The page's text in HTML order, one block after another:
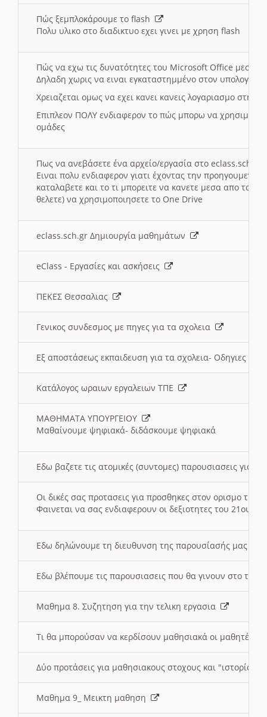
Πώς ξεμπλοκάρουμε το flash
Πολυ υλικο στο διαδικτυο εχει γινει με χρηση flash
Πώς να εχω τις δυνατότητες του Microsoft Office μεσω
Δηλαδη χωρις να ειναι εγκαταστημμένο στον
Χρειαζεται ομως να εχει κανει κανεις λογαριασμο στη
Επιπλεον ΠΟΛΥ ενδιαφερον το πώς μπορω να
ομάδες
Πως να ανεβάσετε ένα αρχείο/εργασία στο eclass.sch.gr
Ειναι πολυ ενδιαφερον γιατι έχοντας την
καταλαβετε και το τι μπορειτε να κανετε μεσα απο το
θελετε) να χρησιμοποιησετε το One Drive
eclass.sch.gr Δημιουργία μαθημάτων
eClass - Εργασίες και ασκήσεις
ΠΕΚΕΣ Θεσσαλιας
Γενικος συνδεσμος με πηγες για τα σχολεια
Εξ αποστάσεως εκπαιδευση για τα σχολεια- Οδηγιες
Κατάλογος ωραιων εργαλειων ΤΠΕ
ΜΑΘΗΜΑΤΑ ΥΠΟΥΡΓΕΙΟΥ
Μαθαίνουμε ψηφιακά- διδάσκουμε ψηφιακά
Εδω βαζετε τις ατομικές (συντομες) παρουσιασεις για
Οι δικές σας προτασεις για προσθηκες στον ορισμο
Φαινεται να σας ενδιαφερουν οι δεξιοτητες του 21ου
Εδω δηλώνουμε τη διευθυνση της παρουσίασής μας
Εδω βλέπουμε τις παρουσιασεις που θα γινουν στο
Μαθημα 8. Συζητηση για την τελικη εργασια
Τι θα μπορούσαν να κερδίσουν μαθησιακά οι μαθητές/
Δύο προτάσεις για μαθησιακους στοχους και "ιστορία"
Μαθημα 9_ Μεικτη μαθηση